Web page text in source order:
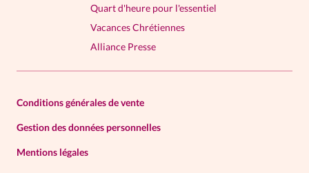
Quart d'heure pour l'essentiel
Vacances Chrétiennes
Alliance Presse
Conditions générales de vente
Gestion des données personnelles
Mentions légales